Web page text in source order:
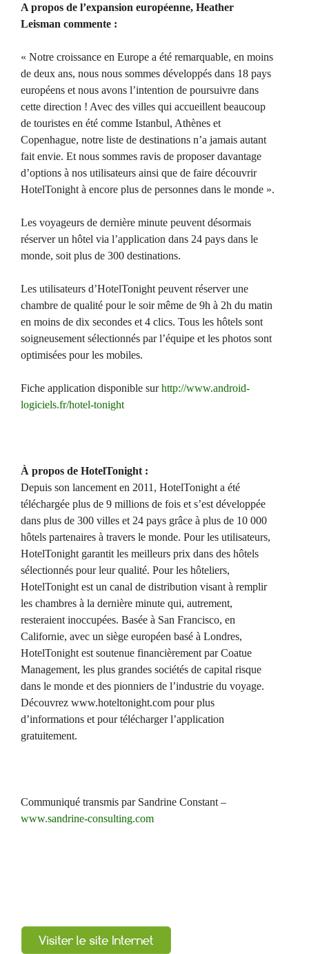
A propos de l’expansion européenne, Heather
Leisman commente :
« Notre croissance en Europe a été remarquable, en moins
de deux ans, nous nous sommes développés dans 18 pays
européens et nous avons l’intention de poursuivre dans
cette direction ! Avec des villes qui accueillent beaucoup
de touristes en été comme Istanbul, Athènes et
Copenhague, notre liste de destinations n’a jamais autant
fait envie. Et nous sommes ravis de proposer davantage
d’options à nos utilisateurs ainsi que de faire découvrir
HotelTonight à encore plus de personnes dans le monde ».
Les voyageurs de dernière minute peuvent désormais
réserver un hôtel via l’application dans 24 pays dans le
monde, soit plus de 300 destinations.
Les utilisateurs d’HotelTonight peuvent réserver une
chambre de qualité pour le soir même de 9h à 2h du matin
en moins de dix secondes et 4 clics. Tous les hôtels sont
soigneusement sélectionnés par l’équipe et les photos sont
optimisées pour les mobiles.
Fiche application disponible surhttp://www.android-
logiciels.fr/hotel-tonight
À propos de HotelTonight :
Depuis son lancement en 2011, HotelTonight a été
téléchargée plus de 9 millions de fois et s’est développée
dans plus de 300 villes et 24 pays grâce à plus de 10 000
hôtels partenaires à travers le monde. Pour les utilisateurs,
HotelTonight garantit les meilleurs prix dans des hôtels
sélectionnés pour leur qualité. Pour les hôteliers,
HotelTonight est un canal de distribution visant à remplir
les chambres à la dernière minute qui, autrement,
resteraient inoccupées. Basée à San Francisco, en
Californie, avec un siège européen basé à Londres,
HotelTonight est soutenue financièrement par Coatue
Management, les plus grandes sociétés de capital risque
dans le monde et des pionniers de l’industrie du voyage.
Découvrez www.hoteltonight.com pour plus
d’informations et pour télécharger l’application
gratuitement.
Communiqué transmis par Sandrine Constant –
www.sandrine-consulting.com